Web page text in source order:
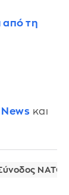
από τη
και
ΝΑΤΟ